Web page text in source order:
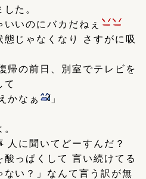
た。
いのにバカだねぇ
態じゃなくなり さすがに吸
帰の前日、別室でテレビを
て
かなぁ
」
人に聞いてどーすんだ？
っぱくして 言い続けてる
い？」なんて言う訳が無